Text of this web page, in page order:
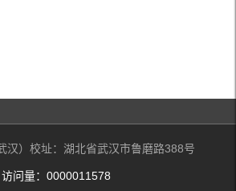
汉）校址：湖北省武汉市鲁磨路388号
访问量： 0000011578